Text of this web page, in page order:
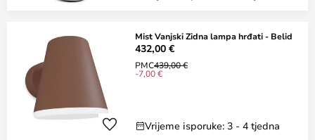
Mist Vanjski Zidna lampa hrđati - Belid
432,00 €
PMC439,00 €
-7,00 €
Vrijeme isporuke: 3 - 4 tjedna